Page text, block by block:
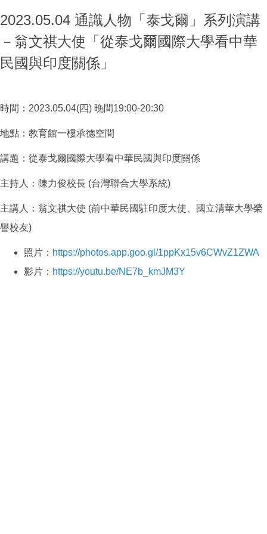
2023.05.04 通識人物「泰戈爾」系列演講
－翁文祺大使「從泰戈爾國際大學看中華
民國與印度關係」
時間：2023.05.04(四) 晚間19:00-20:30
地點：教育館一樓承德空間
講題：從泰戈爾國際大學看中華民國與印度關係
主持人：陳力俊校長 (台灣聯合大學系統)
主講人：翁文祺大使 (前中華民國駐印度大使、國立清華大學榮
譽校友)
照片： https://photos.app.goo.gl/1ppKx15v6CWvZ1ZWA
影片： https://youtu.be/NE7b_kmJM3Y